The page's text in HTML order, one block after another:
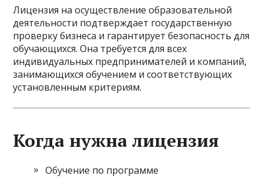
Лицензия на осуществление образовательной
деятельности подтверждает государственную
проверку бизнеса и гарантирует безопасность для
обучающихся. Она требуется для всех
индивидуальных предпринимателей и компаний,
занимающихся обучением и соответствующих
установленным критериям.
Когда нужна лицензия
Обучение по программе